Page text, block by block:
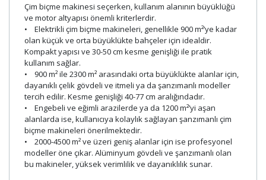
Çim biçme makinesi seçerken, kullanım alanının büyüklüğü
ve motor altyapısı önemli kriterlerdir.
• Elektrikli çim biçme makineleri, genellikle 900 m²’ye kadar
olan küçük ve orta büyüklükte bahçeler için idealdir.
Kompakt yapısı ve 30-50 cm kesme genişliği ile pratik
kullanım sağlar.
• 900 m² ile 2300 m² arasındaki orta büyüklükte alanlar için,
dayanıklı çelik gövdeli ve itmeli ya da şanzımanlı modeller
tercih edilir. Kesme genişliği 40-77 cm aralığındadır.
• Engebeli ve eğimli arazilerde ya da 1200 m²’yi aşan
alanlarda ise, kullanıcıya kolaylık sağlayan şanzımanlı çim
biçme makineleri önerilmektedir.
• 2000-4500 m² ve üzeri geniş alanlar için ise profesyonel
modeller öne çıkar. Alüminyum gövdeli ve şanzımanlı olan
bu makineler, yüksek verimlilik ve dayanıklılık sunar.